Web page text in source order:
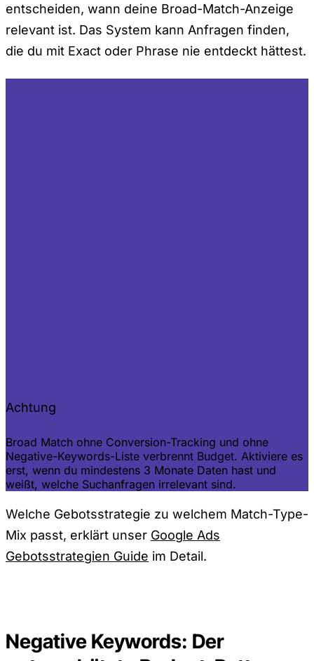
entscheiden, wann deine Broad-Match-Anzeige
relevant ist. Das System kann Anfragen finden,
die du mit Exact oder Phrase nie entdeckt hättest.
Achtung
Broad Match ohne Conversion-Tracking und ohne
Negative-Keywords-Liste verbrennt Budget. Aktiviere es
erst, wenn du mindestens 3 Monate Daten hast und
weißt, welche Suchanfragen irrelevant sind.
Welche Gebotsstrategie zu welchem Match-Type-
Mix passt, erklärt unser Google Ads
Gebotsstrategien Guide im Detail.
Negative Keywords: Der